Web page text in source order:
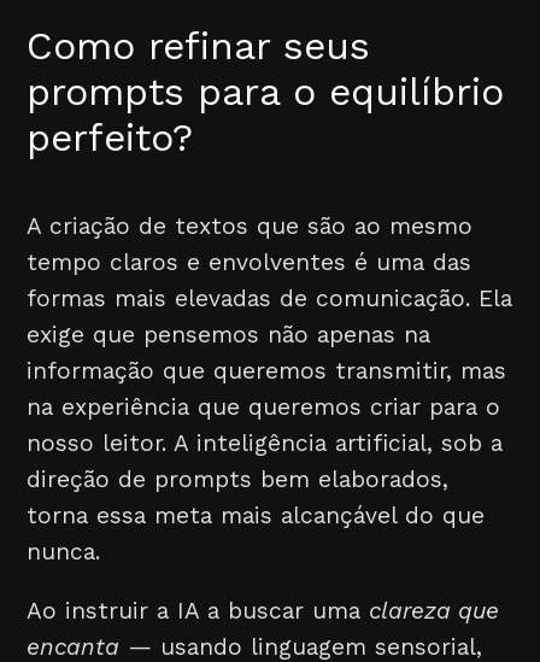
Como refinar seus
prompts para o equilíbrio
perfeito?
A criação de textos que são ao mesmo
tempo claros e envolventes é uma das
formas mais elevadas de comunicação. Ela
exige que pensemos não apenas na
informação que queremos transmitir, mas
na experiência que queremos criar para o
nosso leitor. A inteligência artificial, sob a
direção de prompts bem elaborados,
torna essa meta mais alcançável do que
nunca.
Ao instruir a IA a buscar uma clareza que
encanta — usando linguagem sensorial,